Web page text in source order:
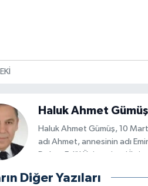
Haluk Ahmet Gümüş
Haluk Ahmet Gümüş, 10
adı Ahmet, annesinin adı
Dokuz Eylül Üniversitesi
tamamladı. Universite De
Diğer Yazıları